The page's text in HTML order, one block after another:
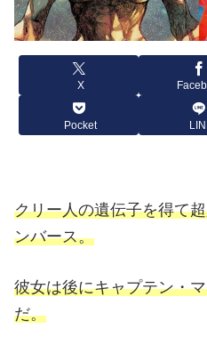
X
Pocket
クリー人の遺伝子を得て
ンバース。
彼女は後にキャプテン・
だ。